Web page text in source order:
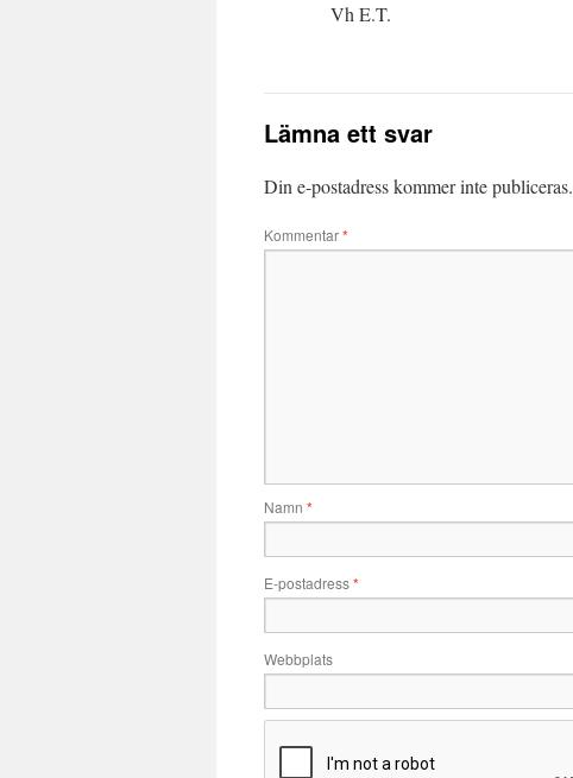
Vh E.T.
Lämna ett svar
Din e-postadress kommer inte publiceras.
Kommentar*
Namn *
E-postadress*
Webbplats